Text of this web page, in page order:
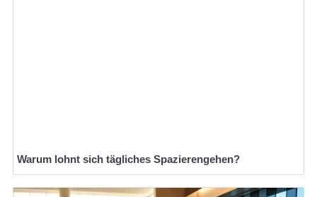
Warum lohnt sich tägliches Spazierengehen?